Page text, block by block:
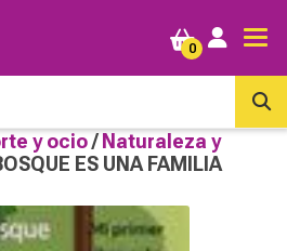
0
y ocio/ Naturaleza y
ES UNA FAMILIA